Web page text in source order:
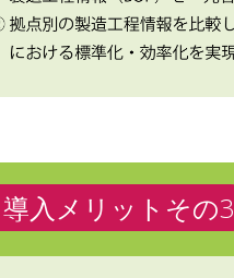
導入メリットその3